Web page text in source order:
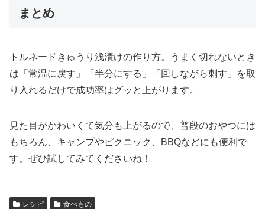
まとめ
トルネードきゅうり浅漬けの作り方。うまく切れないとき
は「常温に戻す」「半分にする」「回しながら刺す」を取
り入れるだけで成功率はグッと上がります。
見た目がかわいくて気分も上がるので、普段のおやつには
もちろん、キャンプやピクニック、BBQなどにも便利で
す。ぜひ試してみてくださいね！
レシピ 食べもの